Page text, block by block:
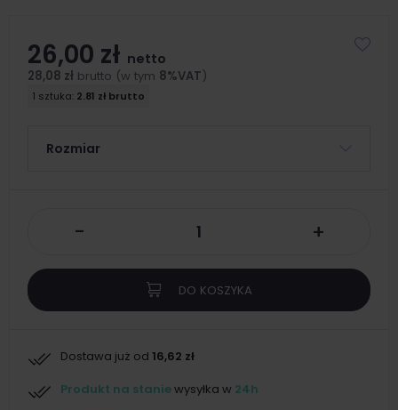
26,00 zł netto
28,08 zł brutto (w tym 8%VAT)
1 sztuka: 2.81 zł brutto
Rozmiar
- +
DO KOSZYKA
Dostawa już od 16,62 zł
Produkt na staniewysyłka w 24h